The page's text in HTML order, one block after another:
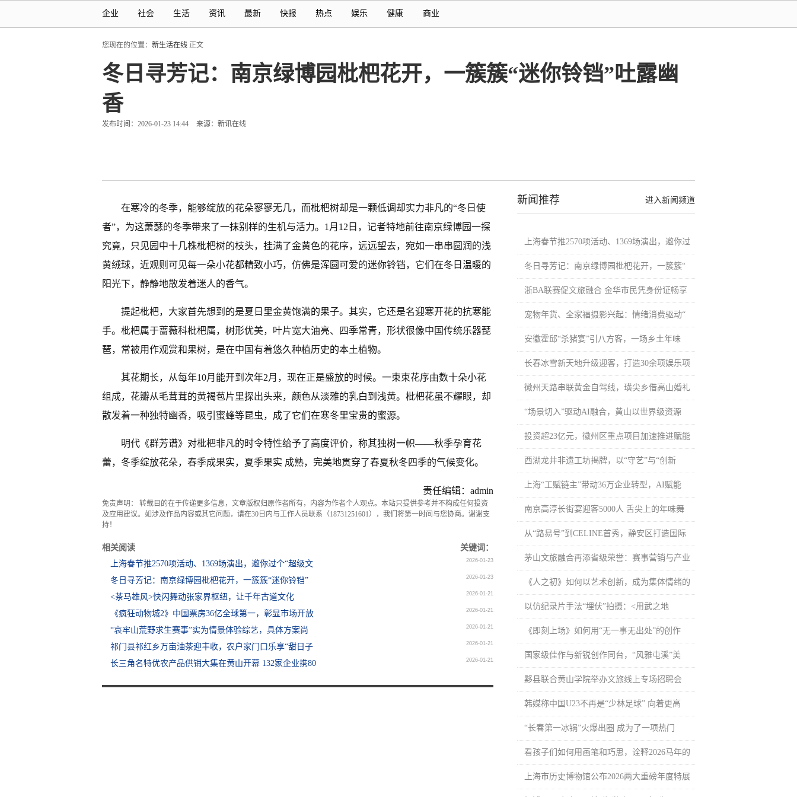
企业 社会 生活 资讯 最新 快报 热点 娱乐 健康 商业
您现在的位置： 新生活在线 正文
冬日寻芳记：南京绿博园枇杷花开，一簇簇“迷你铃铛”吐露幽
香
发布时间：2026-01-23 14:44 来源：新讯在线
在寒冷的冬季，能够绽放的花朵寥寥无几，而枇杷树却是一颗低调却实力非凡的“冬日使
者”，为这萧瑟的冬季带来了一抹别样的生机与活力。1月12日，记者特地前往南京绿博园一探
究竟，只见园中十几株枇杷树的枝头，挂满了金黄色的花序，远远望去，宛如一串串圆润的浅
黄绒球，近观则可见每一朵小花都精致小巧，仿佛是浑圆可爱的迷你铃铛，它们在冬日温暖的
阳光下，静静地散发着迷人的香气。
提起枇杷，大家首先想到的是夏日里金黄饱满的果子。其实，它还是名迎寒开花的抗寒能
手。枇杷属于蔷薇科枇杷属，树形优美，叶片宽大油亮、四季常青，形状很像中国传统乐器琵
琶，常被用作观赏和果树，是在中国有着悠久种植历史的本土植物。
其花期长，从每年10月能开到次年2月，现在正是盛放的时候。一束束花序由数十朵小花
组成，花瓣从毛茸茸的黄褐苞片里探出头来，颜色从淡雅的乳白到浅黄。枇杷花虽不耀眼，却
散发着一种独特幽香，吸引蜜蜂等昆虫，成了它们在寒冬里宝贵的蜜源。
明代《群芳谱》对枇杷非凡的时令特性给予了高度评价，称其独树一帜——秋季孕育花
蕾，冬季绽放花朵，春季成果实，夏季果实 成熟，完美地贯穿了春夏秋冬四季的气候变化。
责任编辑：admin
免责声明： 转载目的在于传递更多信息，文章版权归原作者所有，内容为作者个人观点。本站只提供参考并不构成任何投资
及应用建议。如涉及作品内容或其它问题，请在30日内与工作人员联系（18731251601），我们将第一时间与您协商。谢谢支
持！
相关阅读
关键词：
上海春节推2570项活动、1369场演出，邀你过个“超级文
2026-01-23
冬日寻芳记：南京绿博园枇杷花开，一簇簇“迷你铃铛” 2026-01-23
<茶马雄风>快闪舞动张家界枢纽，让千年古道文化 2026-01-21
《疯狂动物城2》中国票房36亿全球第一，彰显市场开放 2026-01-21
“哀牢山荒野求生赛事”实为情景体验综艺，具体方案尚 2026-01-21
祁门县祁红乡万亩油茶迎丰收，农户家门口乐享“甜日子 2026-01-21
长三角名特优农产品供销大集在黄山开幕 132家企业携80 2026-01-21
进入新闻频道
新闻推荐
上海春节推2570项活动、1369场演出，邀你过
冬日寻芳记：南京绿博园枇杷花开，一簇簇“
浙BA联赛促文旅融合 金华市民凭身份证畅享
宠物年货、全家福摄影兴起：情绪消费驱动“
安徽霍邱“杀猪宴”引八方客，一场乡土年味
长春冰雪新天地升级迎客，打造30余项娱乐项
徽州天路串联黄金自驾线，璜尖乡借高山婚礼
“场景切入”驱动AI融合，黄山以世界级资源
投资超23亿元，徽州区重点项目加速推进赋能
西湖龙井非遗工坊揭牌，以“守艺”与“创新
上海“工赋链主”带动36万企业转型，AI赋能
南京高淳长街宴迎客5000人 舌尖上的年味舞
从“路易号”到CELINE首秀，静安区打造国际
茅山文旅融合再添省级荣誉：赛事营销与产业
《人之初》如何以艺术创新，成为集体情绪的
以仿纪录片手法“埋伏”拍摄：<用武之地
《即刻上场》如何用“无一事无出处”的创作
国家级佳作与新锐创作同台，“风雅屯溪”美
黟县联合黄山学院举办文旅线上专场招聘会
韩媒称中国U23不再是“少林足球” 向着更高
“长春第一冰锅”火爆出圈 成为了一项热门
看孩子们如何用画笔和巧思，诠释2026马年的
上海市历史博物馆公布2026两大重磅年度特展